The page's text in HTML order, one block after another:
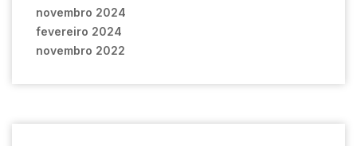
novembro 2024
fevereiro 2024
novembro 2022